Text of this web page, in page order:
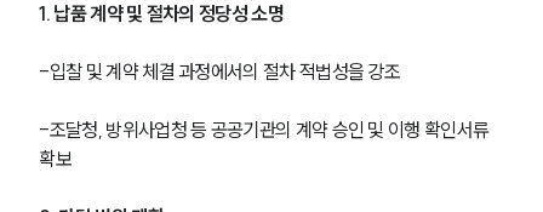
1. 납품 계약 및 절차의 정당성 소명
-입찰 및 계약 체결 과정에서의 절차 적법성을 강조
-조달청, 방위사업청 등 공공기관의 계약 승인 및 이행 확인서류
확보